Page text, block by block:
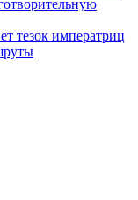
тезок императриц